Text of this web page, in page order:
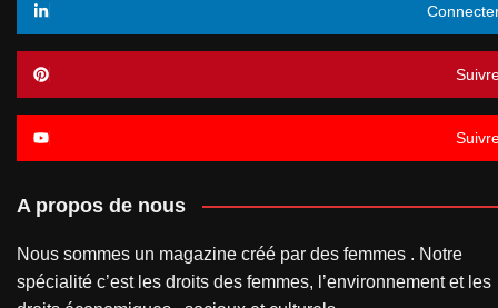
A propos de nous
Nous sommes un magazine créé par des femmes . Notre
spécialité c’est les droits des femmes, l’environnement et les